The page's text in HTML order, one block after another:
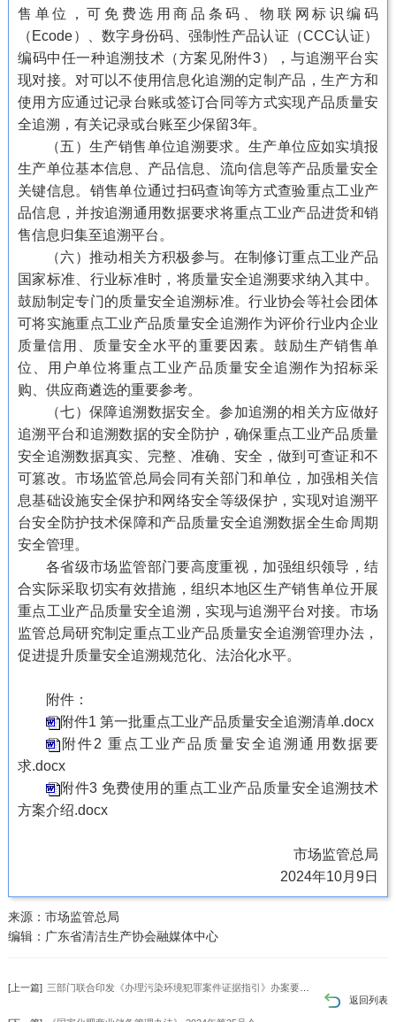
售单位，可免费选用商品条码、物联网标识编码
（Ecode）、数字身份码、强制性产品认证（CCC认证）
编码中任一种追溯技术（方案见附件3），与追溯平台实
现对接。对可以不使用信息化追溯的定制产品，生产方和
使用方应通过记录台账或签订合同等方式实现产品质量安
全追溯，有关记录或台账至少保留3年。
（五）生产销售单位追溯要求。生产单位应如实填报
生产单位基本信息、产品信息、流向信息等产品质量安全
关键信息。销售单位通过扫码查询等方式查验重点工业产
品信息，并按追溯通用数据要求将重点工业产品进货和销
售信息归集至追溯平台。
（六）推动相关方积极参与。在制修订重点工业产品
国家标准、行业标准时，将质量安全追溯要求纳入其中。
鼓励制定专门的质量安全追溯标准。行业协会等社会团体
可将实施重点工业产品质量安全追溯作为评价行业内企业
质量信用、质量安全水平的重要因素。鼓励生产销售单
位、用户单位将重点工业产品质量安全追溯作为招标采
购、供应商遴选的重要参考。
（七）保障追溯数据安全。参加追溯的相关方应做好
追溯平台和追溯数据的安全防护，确保重点工业产品质量
安全追溯数据真实、完整、准确、安全，做到可查证和不
可篡改。市场监管总局会同有关部门和单位，加强相关信
息基础设施安全保护和网络安全等级保护，实现对追溯平
台安全防护技术保障和产品质量安全追溯数据全生命周期
安全管理。
各省级市场监管部门要高度重视，加强组织领导，结
合实际采取切实有效措施，组织本地区生产销售单位开展
重点工业产品质量安全追溯，实现与追溯平台对接。市场
监管总局研究制定重点工业产品质量安全追溯管理办法，
促进提升质量安全追溯规范化、法治化水平。
附件：
附件1 第一批重点工业产品质量安全追溯清单.docx
附件2 重点工业产品质量安全追溯通用数据要
求.docx
附件3 免费使用的重点工业产品质量安全追溯技术
方案介绍.docx
市场监管总局
2024年10月9日
来源：市场监管总局
编辑：广东省清洁生产协会融媒体中心
返回列表
[上一篇] 三部门联合印发《办理污染环境犯罪案件证据指引》办案要坚持依法规范、全面客观、证据裁判三原则